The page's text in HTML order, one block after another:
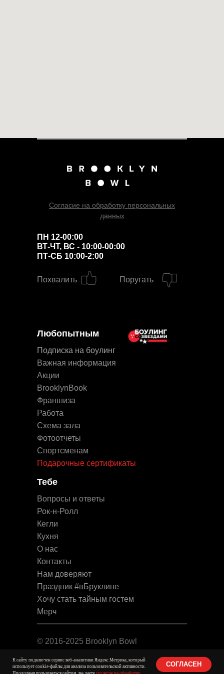
К сайту подключен сервис веб-аналитики Яндекс.Метрика, который
использует cookie-файлы для анализа пользовательской активности.
Продолжая пользоваться сайтом, вы даете согласие на обработку
СОГЛАСЕН
Согласие на обработку персональных
данных
Работа
Кегли
Спортсменам
Кухня
Фотоотчеты
Рок-н-Ролл
Схема зала
О нас
Важная информация
Мерч
Похвалить Поругать
Праздник #вБруклине
Нам доверяют
Контакты
Подписка на боулинг
Франшиза
Подарочные сертификаты
© 2016-2025 Brooklyn Bowl
Вопросы и ответы
Акции
Хочу стать тайным гостем
Любопытным
Тебе
BrooklynBook
ПН 12-00:00
ВТ-ЧТ, ВС - 10:00-00:00
ПТ-СБ 10:00-2:00